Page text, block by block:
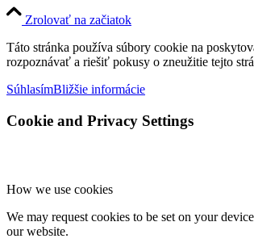
Zrolovať na začiatok
Táto stránka používa súbory cookie na
rozpoznávať a riešiť pokusy o zneužitie tejto
SúhlasímBližšie informácie
Cookie and Privacy Settings
How we use cookies
We may request cookies to be set on your
our website.